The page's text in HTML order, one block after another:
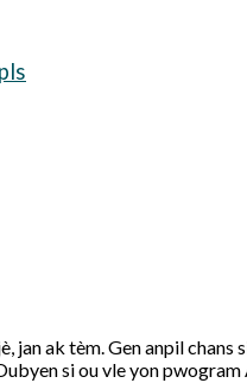
ak tèm. Gen anpil chans
si ou vle yon pwogram